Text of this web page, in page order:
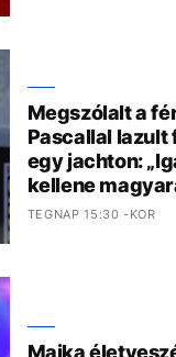
Megszólalt a
Pascallal lazult
egy jachton:
kellene
TEGNAP 15:30 -KOR
Majka